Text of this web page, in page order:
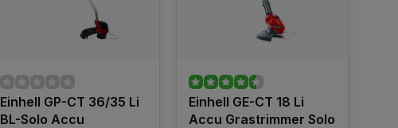
Einhell GP-CT 36/35 Li
BL-Solo Accu
Einhell GE-CT 18 Li
Accu Grastrimmer Solo